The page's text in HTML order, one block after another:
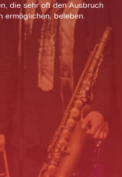
die sehr oft den Ausbruch
ermöglichen, beleben.